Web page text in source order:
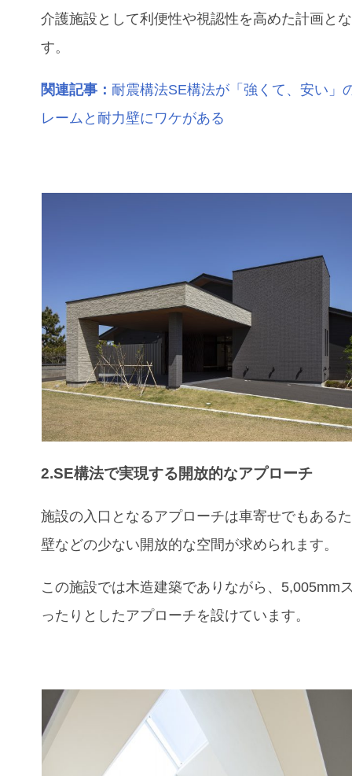
介護施設として利便性や視認性を高めた計画と
す。
関連記事： 耐震構法SE構法が「強くて、安い」
レームと耐力壁にワケがある
2.SE構法で実現する開放的なアプローチ
施設の入口となるアプローチは車寄せでもある
壁などの少ない開放的な空間が求められます。
この施設では木造建築でありながら、5,005mm
ったりとしたアプローチを設けています。